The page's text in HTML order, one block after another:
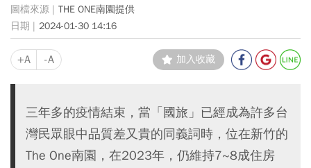
THE ONE南園提供
2024-01-30 14:16
+A -A 加入收藏
三年多的疫情結束，當「國旅」已經成為許多台
灣民眾眼中品質差又貴的同義詞時，位在新竹的
The One南園，在2023年，仍維持7~8成住房